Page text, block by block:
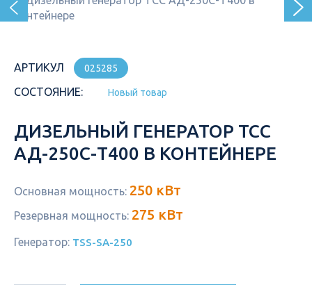
АРТИКУЛ 025285
СОСТОЯНИЕ: Новый товар
ДИЗЕЛЬНЫЙ ГЕНЕРАТОР ТСС
АД-250С-Т400 В КОНТЕЙНЕРЕ
Основная мощность: 250 кВт
Резервная мощность: 275 кВт
Генератор: TSS-SA-250